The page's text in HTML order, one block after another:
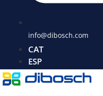
info@dibosch.com
CAT
ESP